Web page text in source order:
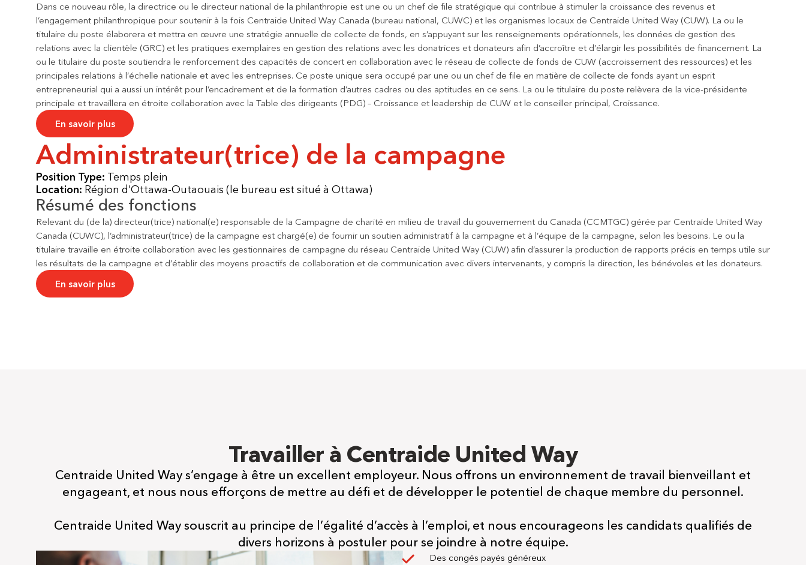
Dans ce nouveau rôle, la directrice ou le directeur national de la philanthropie est une ou un chef de file stratégique qui contribue à stimuler la croissance des revenus et
l’engagement philanthropique pour soutenir à la fois Centraide United Way Canada (bureau national, CUWC) et les organismes locaux de Centraide United Way (CUW). La ou le
titulaire du poste élaborera et mettra en œuvre une stratégie annuelle de collecte de fonds, en s’appuyant sur les renseignements opérationnels, les données de gestion des
relations avec la clientèle (GRC) et les pratiques exemplaires en gestion des relations avec les donatrices et donateurs afin d’accroître et d’élargir les possibilités de financement. La
ou le titulaire du poste soutiendra le renforcement des capacités de concert en collaboration avec le réseau de collecte de fonds de CUW (accroissement des ressources) et les
principales relations à l’échelle nationale et avec les entreprises. Ce poste unique sera occupé par une ou un chef de file en matière de collecte de fonds ayant un esprit
entrepreneurial qui a aussi un intérêt pour l’encadrement et de la formation d’autres cadres ou des aptitudes en ce sens. La ou le titulaire du poste relèvera de la vice-présidente
principale et travaillera en étroite collaboration avec la Table des dirigeants (PDG) – Croissance et leadership de CUW et le conseiller principal, Croissance.
En savoir plus
Administrateur(trice) de la campagne
Position Type: Temps plein
Location: Région d’Ottawa-Outaouais (le bureau est situé à Ottawa)
Résumé des fonctions
Relevant du (de la) directeur(trice) national(e) responsable de la Campagne de charité en milieu de travail du gouvernement du Canada (CCMTGC) gérée par Centraide United Way
Canada (CUWC), l’administrateur(trice) de la campagne est chargé(e) de fournir un soutien administratif à la campagne et à l’équipe de la campagne, selon les besoins. Le ou la
titulaire travaille en étroite collaboration avec les gestionnaires de campagne du réseau Centraide United Way (CUW) afin d’assurer la production de rapports précis en temps utile sur
les résultats de la campagne et d’établir des moyens proactifs de collaboration et de communication avec divers intervenants, y compris la direction, les bénévoles et les donateurs.
En savoir plus
Travailler à Centraide United Way
Centraide United Way s’engage à être un excellent employeur. Nous offrons un environnement de travail bienveillant et
engageant, et nous nous efforçons de mettre au défi et de développer le potentiel de chaque membre du personnel.
Centraide United Way souscrit au principe de l’égalité d’accès à l’emploi, et nous encourageons les candidats qualifiés de
divers horizons à postuler pour se joindre à notre équipe.
Des congés payés généreux